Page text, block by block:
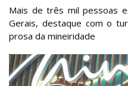
Mais de três mil pessoas
Gerais, destaque com o
prosa da mineiridade